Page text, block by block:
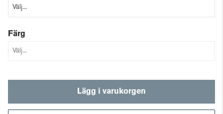
Färg
Lägg i varukorgen